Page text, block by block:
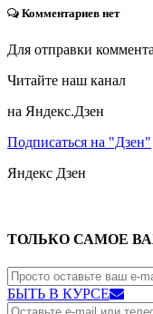
Комментариев нет
Для отправки
Читайте наш канал
на Яндекс.Дзен
Подписаться на "Дзен"
Яндекс Дзен
ТОЛЬКО САМОЕ
БЫТЬ В КУРСЕ